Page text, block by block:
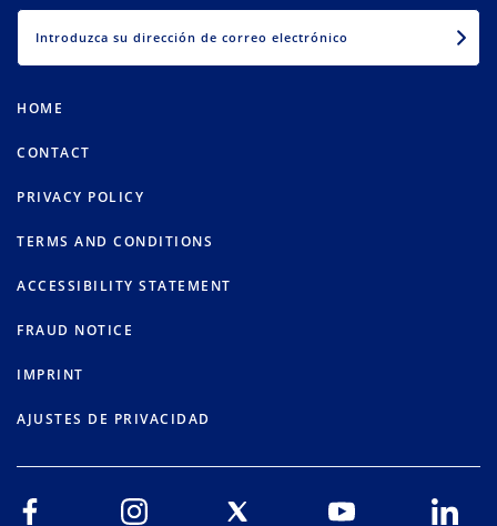
HOME
CONTACT
PRIVACY POLICY
TERMS AND CONDITIONS
ACCESSIBILITY STATEMENT
FRAUD NOTICE
IMPRINT
AJUSTES DE PRIVACIDAD